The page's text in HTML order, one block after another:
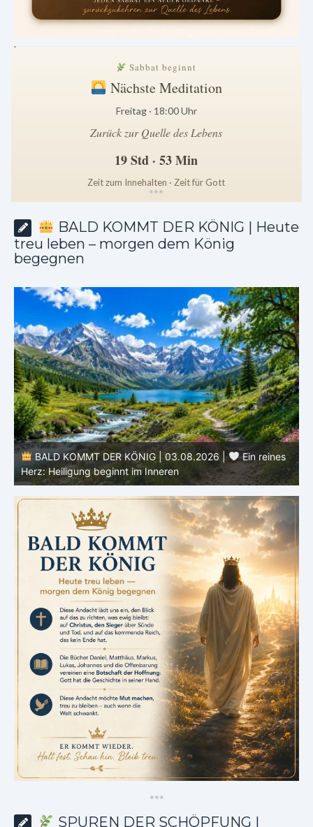
.
Sabbat beginnt
Nächste Meditation
Freitag · 18:00 Uhr
Zurück zur Quelle des Lebens
19 Std · 53 Min
Zeit zum Innehalten · Zeit für Gott
***
BALD KOMMT DER KÖNIG | Heute
treu leben – morgen dem König
begegnen
BALD KOMMT DER KÖNIG | 02.08.2026 |
Christus
ähnlicher werden: Verwandlung von innen heraus
***
SPUREN DER SCHÖPFUNG |